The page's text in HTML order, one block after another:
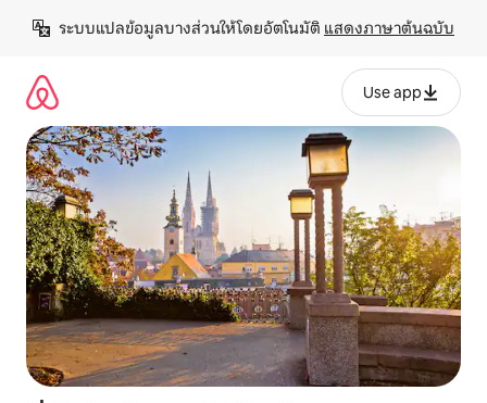
เนื้อหา
ระบบแปลข้อมูลบางส่วนให้โดยอัตโนมัติ แสดงภาษาต้นฉบับ
Use app